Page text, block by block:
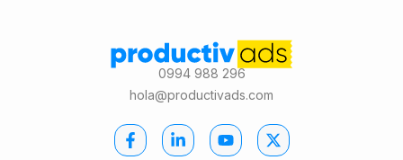
0994 988 296
hola@productivads.com